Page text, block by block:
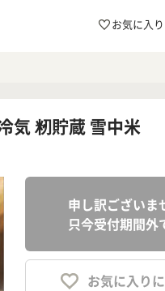
お気に入り
気 籾貯蔵 雪中米
申し訳ございま
只今受付期間外
お気に入り